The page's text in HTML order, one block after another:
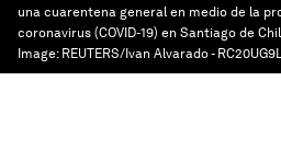
una cuarentena general en medio de la
coronavirus (COVID-19) en Santiago de
Image: REUTERS/Ivan Alvarado -